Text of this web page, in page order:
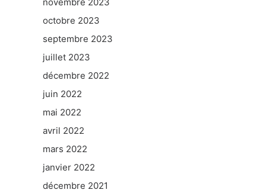
octobre 2023
septembre 2023
juillet 2023
décembre 2022
juin 2022
mai 2022
avril 2022
mars 2022
janvier 2022
décembre 2021